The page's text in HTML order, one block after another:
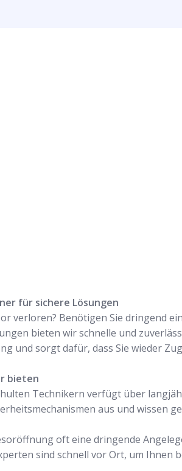
für sichere Lösungen
verloren? Benötigen Sie dringend
bieten wir schnelle und
und sorgt dafür, dass Sie wieder
bieten
Technikern verfügt über
aus und wissen
oft eine dringende
sind schnell vor Ort, um